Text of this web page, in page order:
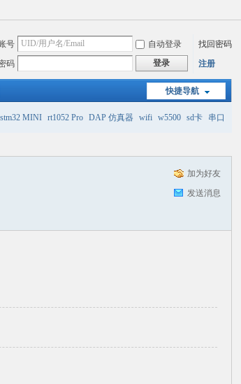
号 自动登录
找回密码
码
登录 注册
快捷导航
stm32 MINI rt1052 Pro DAP 仿真器 wifi w5500 sd卡 串口
加为好友
发送消息